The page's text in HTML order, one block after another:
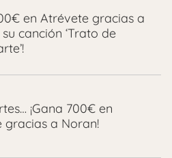
en Atrévete gracias a
canción ‘Trato de
¡Gana 700€ en
gracias a Noran!